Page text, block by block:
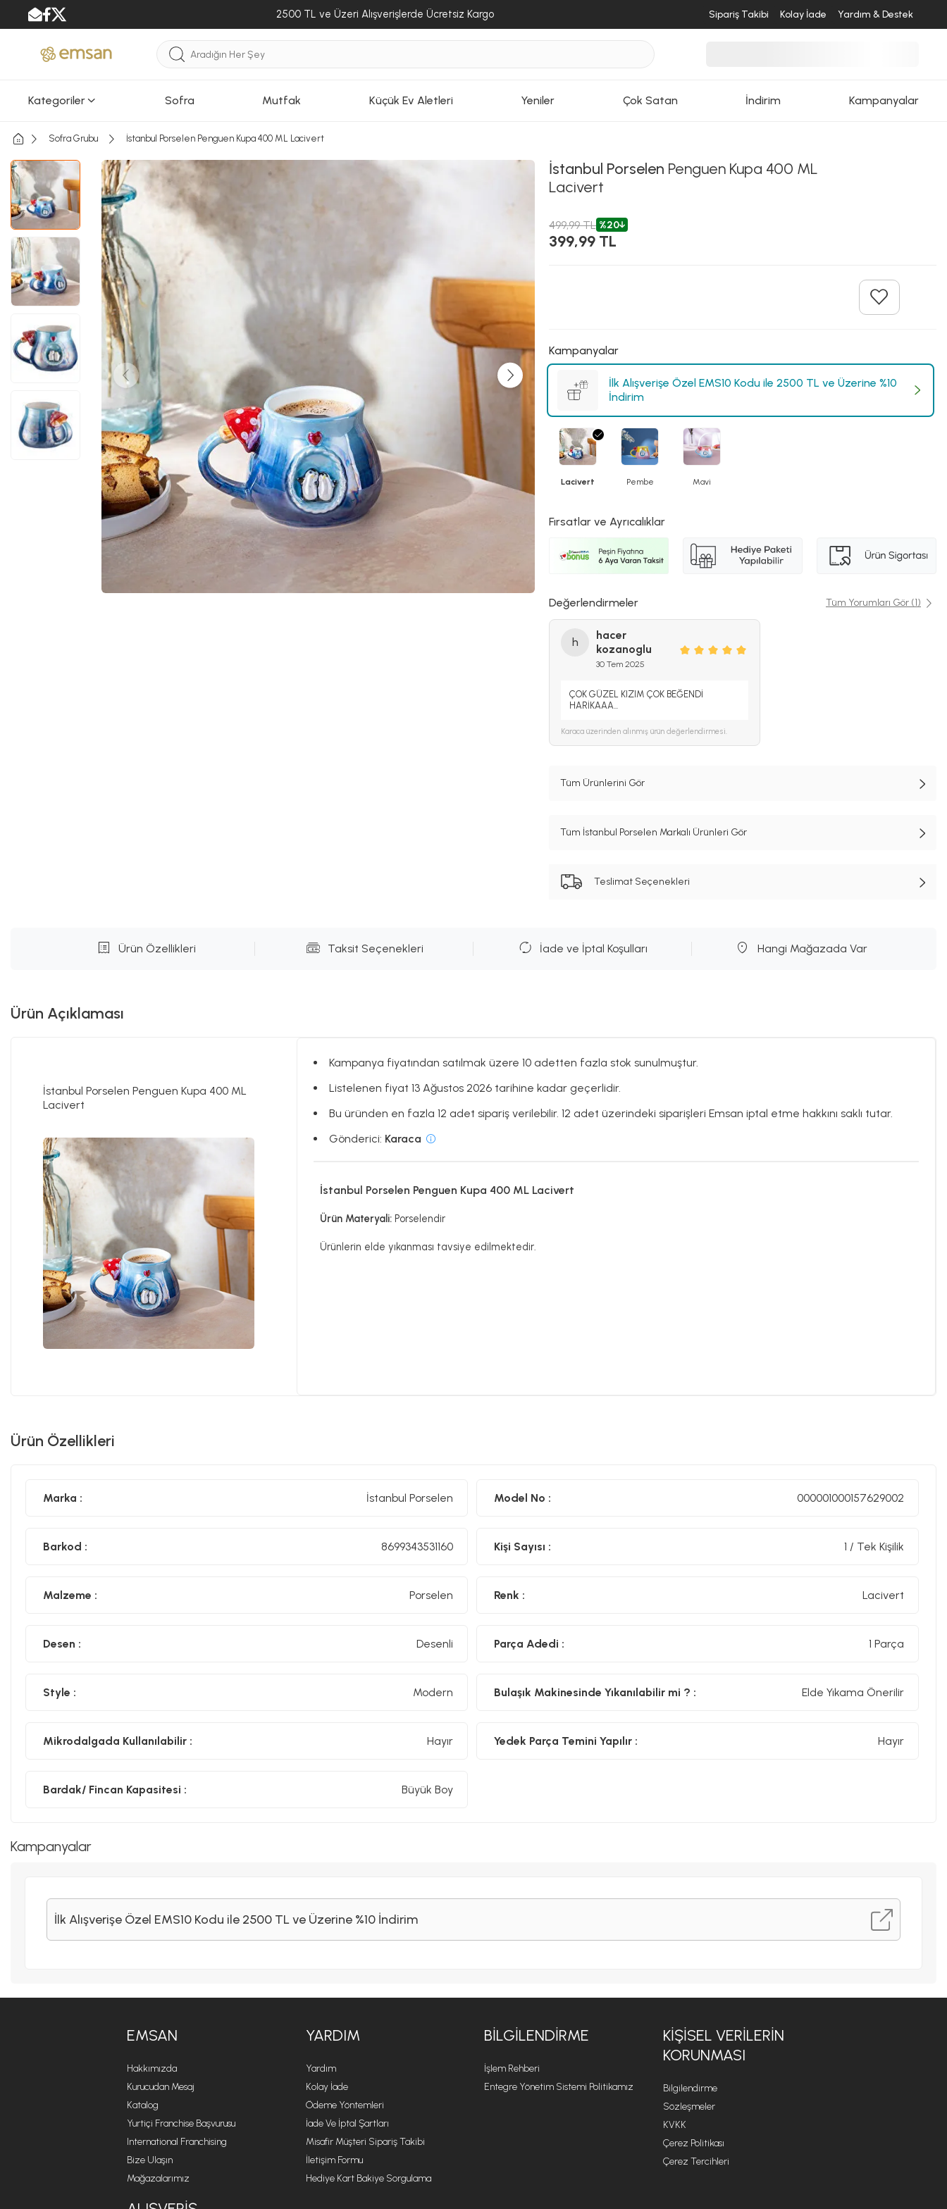
2500 TL ve Üzeri Alışverişlerde Ücretsiz Kargo Sipariş Takibi Kolay İade Yardım & Destek
Kategoriler Sofra Mutfak Küçük Ev Aletleri Yeniler Çok Satan İndirim Kampanyalar
Sofra Grubu İstanbul Porselen Penguen Kupa 400 ML Lacivert
İstanbul Porselen Penguen Kupa 400 ML
Lacivert
499,99 TL %20
399,99 TL
Kampanyalar
İlk Alışverişe Özel EMS10 Kodu ile 2500 TL ve Üzerine %10
İndirim
Lacivert Pembe Mavi
Fırsatlar ve Ayrıcalıklar
Değerlendirmeler Tüm Yorumları Gör (1)
h
hacer
kozanoglu
30 Tem 2025
ÇOK GÜZEL KIZIM ÇOK BEĞENDİ
HARİKAAA...
Karaca üzerinden alınmış ürün değerlendirmesi.
Tüm Ürünlerini Gör
Tüm İstanbul Porselen Markalı Ürünleri Gör
Teslimat Seçenekleri
Ürün Özellikleri Taksit Seçenekleri İade ve İptal Koşulları Hangi Mağazada Var
Ürün Açıklaması
İstanbul Porselen Penguen Kupa 400 ML
Lacivert
Kampanya fiyatından satılmak üzere 10 adetten fazla stok sunulmuştur.
Listelenen fiyat 13 Ağustos 2026 tarihine kadar geçerlidir.
Bu üründen en fazla 12 adet sipariş verilebilir. 12 adet üzerindeki siparişleri Emsan iptal etme hakkını saklı tutar.
Gönderici: Karaca
İstanbul Porselen Penguen Kupa 400 ML Lacivert
Ürün Materyali: Porselendir
Ürünlerin elde yıkanması tavsiye edilmektedir.
Ürün Özellikleri
Marka : İstanbul Porselen Model No : 000001000157629002
Barkod : 8699343531160 Kişi Sayısı : 1 / Tek Kişilik
Malzeme : Porselen Renk : Lacivert
Desen : Desenli Parça Adedi : 1 Parça
Style : Modern Bulaşık Makinesinde Yıkanılabilir mi ? : Elde Yıkama Önerilir
Mikrodalgada Kullanılabilir : Hayır Yedek Parça Temini Yapılır : Hayır
Bardak/ Fincan Kapasitesi : Büyük Boy
Kampanyalar
İlk Alışverişe Özel EMS10 Kodu ile 2500 TL ve Üzerine %10 İndirim
EMSAN
Hakkımızda
Kurucudan Mesaj
Katalog
Yurtiçi Franchise Başvurusu
International Franchising
Bize Ulaşın
Mağazalarımız
YARDIM
Yardım
Kolay İade
Ödeme Yöntemleri
İade Ve İptal Şartları
Misafir Müşteri Sipariş Takibi
İletişim Formu
Hediye Kart Bakiye Sorgulama
BILGILENDIRME
İşlem Rehberi
Entegre Yönetim Sistemi Politikamız
KİŞİSEL VERİLERİN
KORUNMASI
Bilgilendirme
Sözleşmeler
KVKK
Çerez Politikası
Çerez Tercihleri